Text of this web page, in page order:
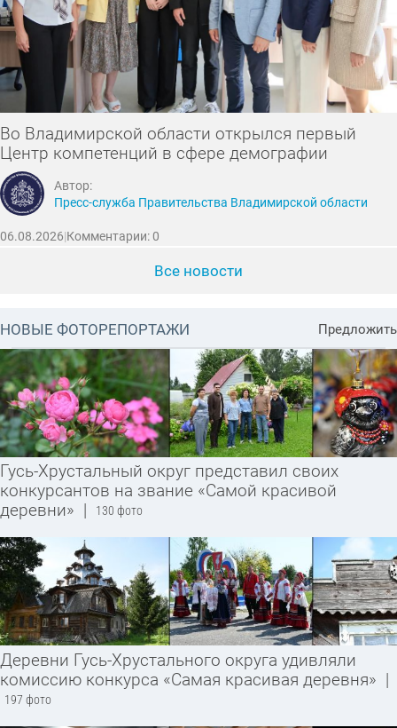
Во Владимирской области открылся первый
Центр компетенций в сфере демографии
Автор:
Пресс-служба Правительства Владимирской области
06.08.2026|Комментарии: 0
Все новости
НОВЫЕ ФОТОРЕПОРТАЖИ Предложить
Гусь-Хрустальный округ представил своих
конкурсантов на звание «Самой красивой
деревни» | 130 фото
Деревни Гусь-Хрустального округа удивляли
комиссию конкурса «Самая красивая деревня» |
197 фото